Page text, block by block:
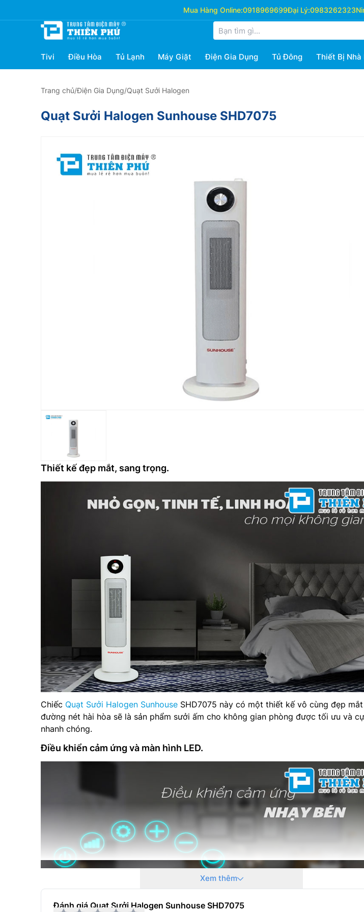
Mua Hàng Online:0918969699Đại Lý:0983262323
Tivi Điều Hòa Tủ Lạnh Máy Giặt Điện Gia Dụng Tủ Đông Thiết Bị Nhà
Trang chủ/Điện Gia Dụng/Quạt Sưởi Halogen
Quạt Sưởi Halogen Sunhouse SHD7075
Thiết kế đẹp mắt, sang trọng.
Chiếc Quạt Sưởi Halogen Sunhouse SHD7075 này có một thiết kế vô cùng đẹp
đường nét hài hòa sẽ là sản phẩm sưởi ấm cho không gian phòng được tối ưu và
nhanh chóng.
Điều khiển cảm ứng và màn hình LED.
Xem thêm
Đánh giá Quạt Sưởi Halogen Sunhouse SHD7075